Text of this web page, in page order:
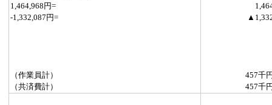
1,464,968円=
-1,332,087円=
（作業員計）
457千
（共済費計）
457千